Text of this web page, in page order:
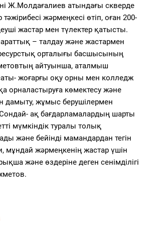
Ж.Молдағалиев атындағы скверде
жәрмеңкесі өтіп, оған 200-
жастар мен түлектер қатысты.
– талдау және жастармен
орталығы басшысының
айтуынша, аталмыш
жоғарғы оқу орны мен колледж
орналастыруға көмектесу және
дамыту, жұмыс берушілермен
ақ бағдарламалардың шарты
мүмкіндік туралы толық
және бейінді мамандардан тегін
мұндай жәрмеңкенің жастар үшін
және өздеріне деген сенімділігі